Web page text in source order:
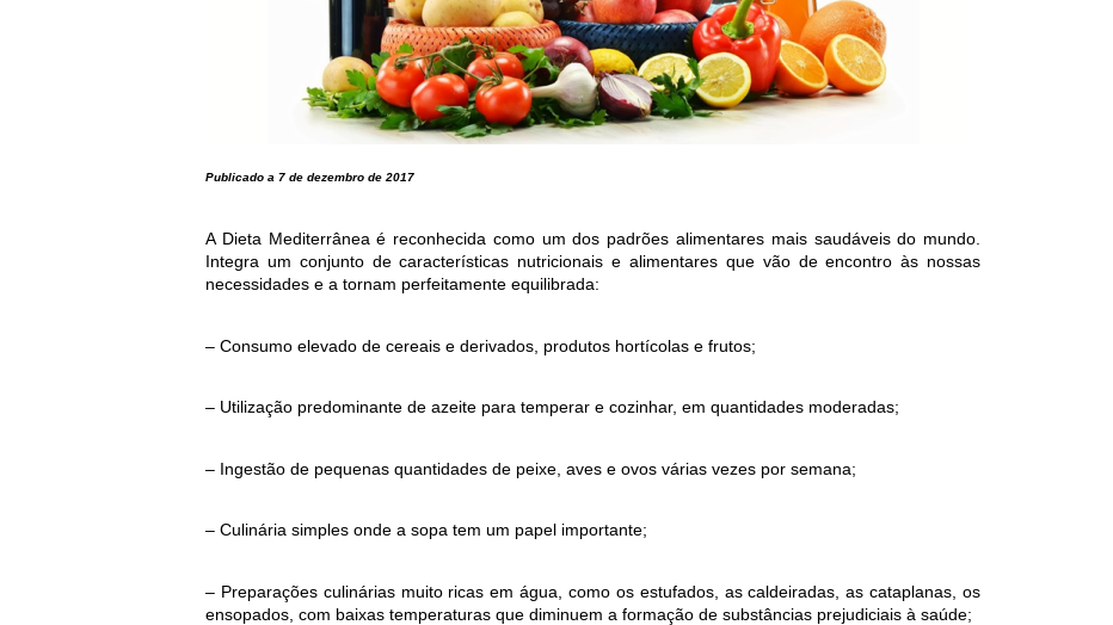
Publicado a 7 de dezembro de 2017
A Dieta Mediterrânea é reconhecida como um dos padrões alimentares mais saudáveis do mundo.
Integra um conjunto de características nutricionais e alimentares que vão de encontro às nossas
necessidades e a tornam perfeitamente equilibrada:
– Consumo elevado de cereais e derivados, produtos hortícolas e frutos;
– Utilização predominante de azeite para temperar e cozinhar, em quantidades moderadas;
– Ingestão de pequenas quantidades de peixe, aves e ovos várias vezes por semana;
– Culinária simples onde a sopa tem um papel importante;
– Preparações culinárias muito ricas em água, como os estufados, as caldeiradas, as cataplanas, os
ensopados, com baixas temperaturas que diminuem a formação de substâncias prejudiciais à saúde;